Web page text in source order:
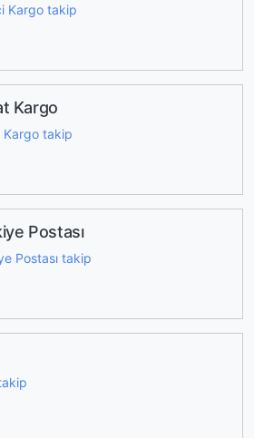
Kargo takip
Kargo
Kargo takip
Postası
Postası takip